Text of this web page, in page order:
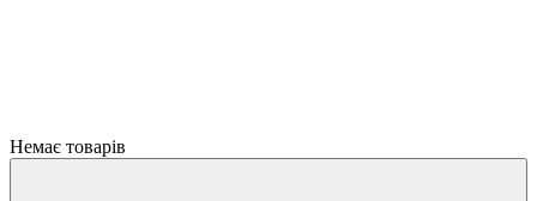
Немає товарів